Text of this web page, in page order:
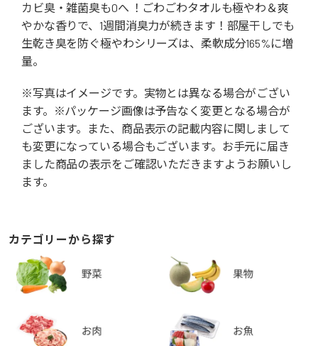
カビ臭・雑菌臭も0へ ！ごわごわタオルも極やわ＆爽
やかな香りで、1週間消臭力が続きます！部屋干しでも
生乾き臭を防ぐ極やわシリーズは、柔軟成分165%に増
量。
※写真はイメージです。実物とは異なる場合がござい
ます。※パッケージ画像は予告なく変更となる場合が
ございます。また、商品表示の記載内容に関しまして
も変更になっている場合もございます。お手元に届き
ました商品の表示をご確認いただきますようお願いし
ます。
カテゴリーから探す